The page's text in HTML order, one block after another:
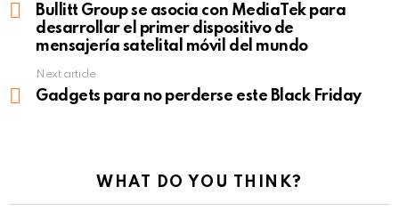
moreBullitt Group se asocia con MediaTek para
desarrollar el primer dispositivo de
mensajería satelital móvil del mundo
Next article
Gadgets para no perderse este Black Friday
WHAT DO YOU THINK?